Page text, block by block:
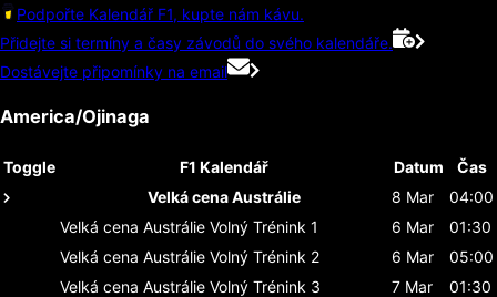
Podpořte Kalendář F1, kupte nám kávu.
Přidejte si termíny a časy závodů do svého kalendáře.
Dostávejte připomínky na email
America/Ojinaga
Toggle F1 Kalendář Datum
Čas
Velká cena Austrálie
8 Mar
04:00
Velká cena Austrálie Volný Trénink 1 6 Mar
01:30
Velká cena Austrálie Volný Trénink 2 6 Mar
05:00
Velká cena Austrálie Volný Trénink 3 7 Mar
01:30